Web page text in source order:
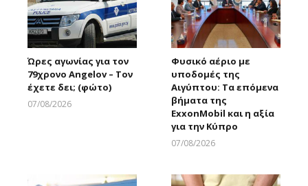
Ώρες αγωνίας για τον
79χρονο Angelov – Τον
έχετε δει; (φώτο)
07/08/2026
Φυσικό αέριο με
υποδομές της
Αιγύπτου: Τα επόμενα
βήματα της
ExxonMobil και η αξία
για την Κύπρο
07/08/2026